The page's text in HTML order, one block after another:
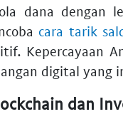
dana dengan
cara tarik
Kepercayaan
digital yang
dan